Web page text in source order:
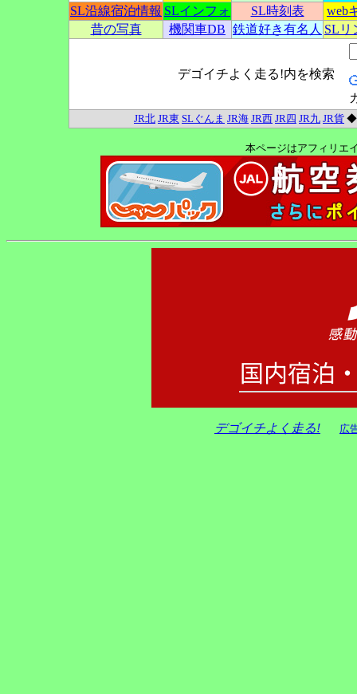
SL沿線宿泊情報 SLインフォ SL時刻表
web
昔の写真
機関車DB 鉄道好き有名人 SLリ
デゴイチよく走る!内を検索
JR北 JR東 SLぐんま JR海 JR西 JR四 JR九 JR貨
本ページはアフィリエ
デゴイチよく走る! 広